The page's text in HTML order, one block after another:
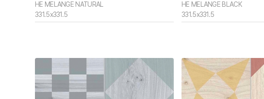
HE MELANGE NATURAL
331.5x331.5
HE MELANGE BLACK
331.5x331.5